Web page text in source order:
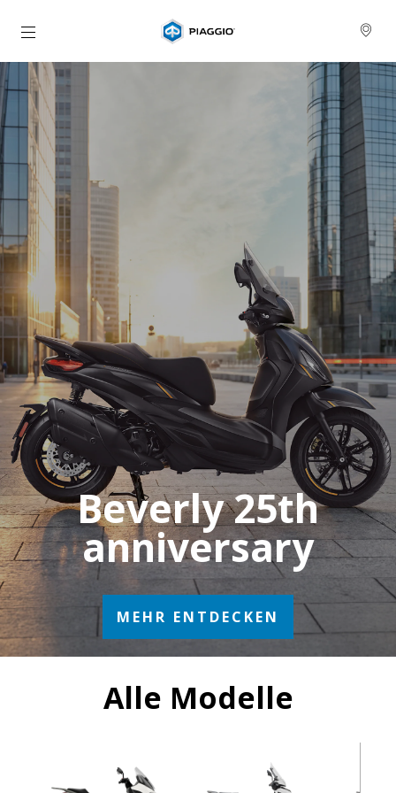
Skip to content
Beverly 25th
anniversary
MEHR ENTDECKEN
Alle Modelle